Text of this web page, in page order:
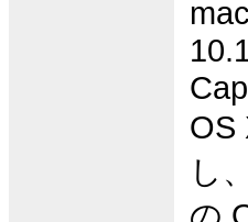
OS
し